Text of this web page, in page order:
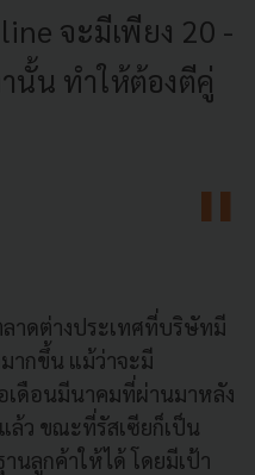
จะมีเพียง 20 -
นั้น ทำให้ต้องตีคู่
ลาดต่างประเทศที่บริษัทมี
ากขึ้น แม้ว่าจะมี
เดือนมีนาคมที่ผ่านมาหลัง
ล้ว ขณะที่รัสเซียก็เป็น
นลูกค้าให้ได้ โดยมีเป้า